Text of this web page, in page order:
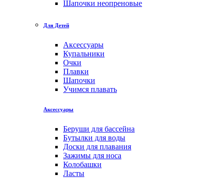
Шапочки неопреновые
Для Детей
Аксессуары
Купальники
Очки
Плавки
Шапочки
Учимся плавать
Аксессуары
Беруши для бассейна
Бутылки для воды
Доски для плавания
Зажимы для носа
Колобашки
Ласты